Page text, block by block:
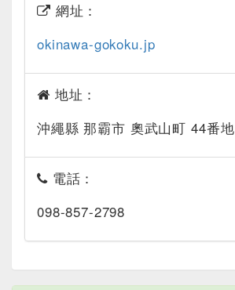
網址：
okinawa-gokoku.jp
地址：
沖繩縣 那霸市 奧武山町 44番地
電話：
098-857-2798